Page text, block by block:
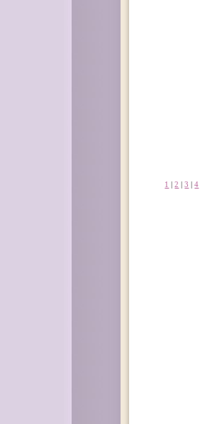
1 |2 |3 |4